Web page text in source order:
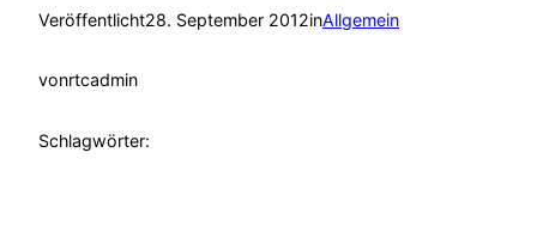
Veröffentlicht28. September 2012inAllgemein
vonrtcadmin
Schlagwörter: